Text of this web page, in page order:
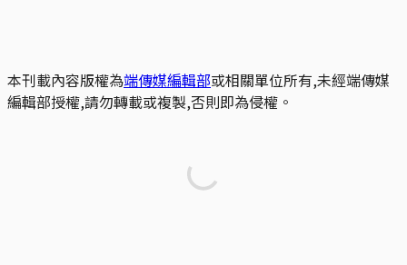
本刊載內容版權為端傳媒編輯部或相關單位所有,未經端傳媒
編輯部授權,請勿轉載或複製,否則即為侵權。